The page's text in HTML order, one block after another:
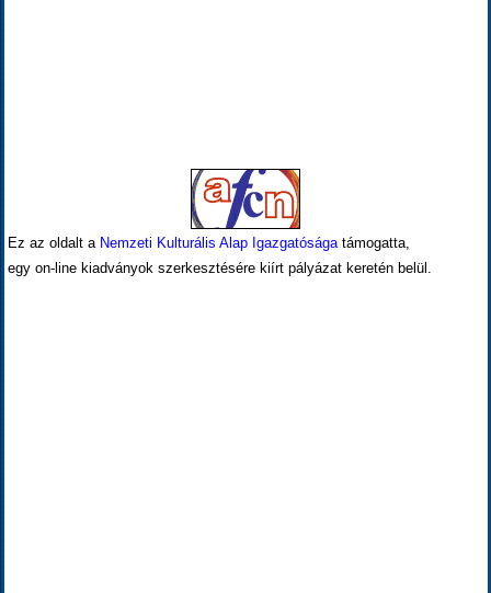
Ez az oldalt a Nemzeti Kulturális Alap Igazgatóságatámogatta,
egy on-line kiadványok szerkesztésére kiírt pályázat keretén belül.